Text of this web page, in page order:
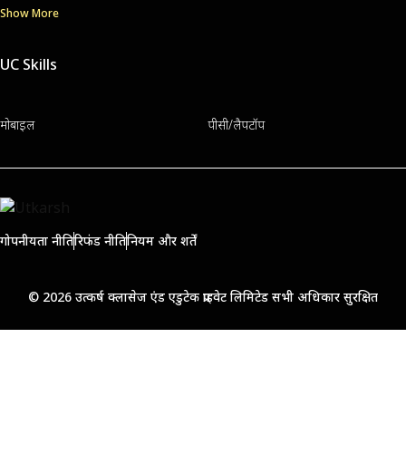
Show More
UC Skills
मोबाइल पीसी/लैपटॉप
गोपनीयता नीतिरिफंड नीतिनियम और शर्तें
© 2026 उत्कर्ष क्लासेज एंड एडुटेक प्राइवेट लिमिटेड सभी अधिकार सुरक्षित